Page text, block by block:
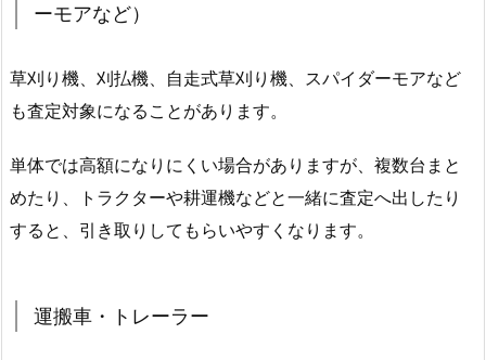
ーモアなど）
草刈り機、刈払機、自走式草刈り機、スパイダーモアなど
も査定対象になることがあります。
単体では高額になりにくい場合がありますが、複数台まと
めたり、トラクターや耕運機などと一緒に査定へ出したり
すると、引き取りしてもらいやすくなります。
運搬車・トレーラー